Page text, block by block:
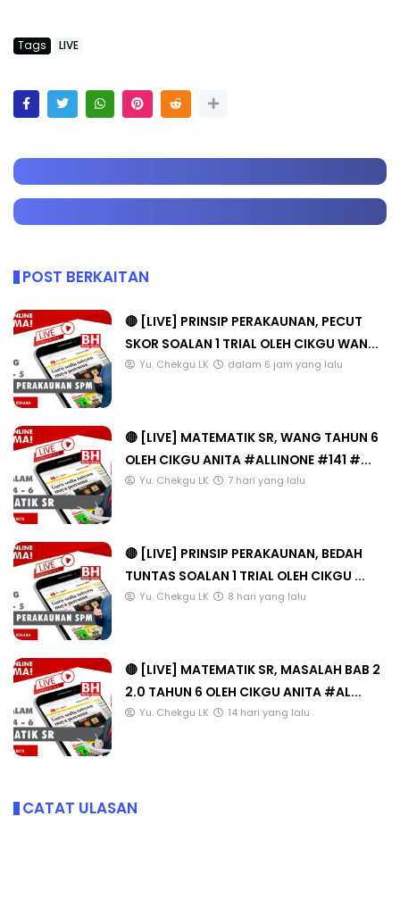
Tags LIVE
POST BERKAITAN
🔴 [LIVE] PRINSIP PERAKAUNAN, PECUT
SKOR SOALAN 1 TRIAL OLEH CIKGU WAN...
Yu. Chekgu LK dalam 6 jam yang lalu
🔴 [LIVE] MATEMATIK SR, WANG TAHUN 6
OLEH CIKGU ANITA #ALLINONE #141 #...
Yu. Chekgu LK 7 hari yang lalu
🔴 [LIVE] PRINSIP PERAKAUNAN, BEDAH
TUNTAS SOALAN 1 TRIAL OLEH CIKGU ...
Yu. Chekgu LK 8 hari yang lalu
🔴 [LIVE] MATEMATIK SR, MASALAH BAB 2
2.0 TAHUN 6 OLEH CIKGU ANITA #AL...
Yu. Chekgu LK 14 hari yang lalu
CATAT ULASAN